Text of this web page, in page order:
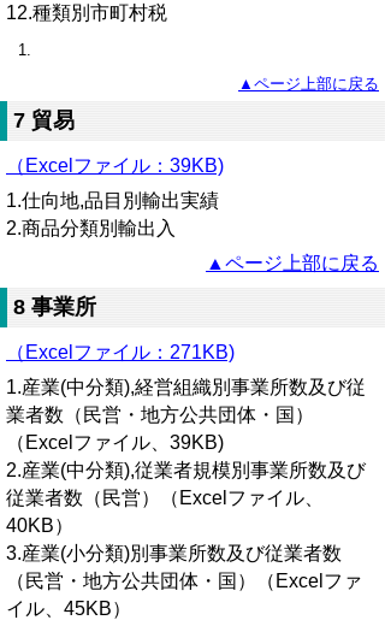
12.種類別市町村税
▲ページ上部に戻る
7 貿易
（Excelファイル： 39KB)
1.仕向地,品目別輸出実績
2.商品分類別輸出入
▲ページ上部に戻る
8 事業所
（Excelファイル：271KB)
1.産業(中分類),経営組織別事業所数及び従
業者数（民営・地方公共団体・国）
（Excelファイル、39KB)
2.産業(中分類),従業者規模別事業所数及び
従業者数（民営）（Excelファイル、
40KB）
3.産業(小分類)別事業所数及び従業者数
（民営・地方公共団体・国）（Excelファ
イル、45KB）